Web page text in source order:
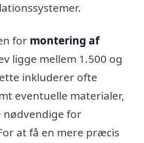
for montering af
ligge mellem 1.500 og
inkluderer ofte
eventuelle materialer,
for
at få en mere præcis